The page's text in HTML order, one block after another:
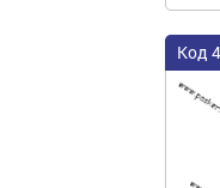
Код